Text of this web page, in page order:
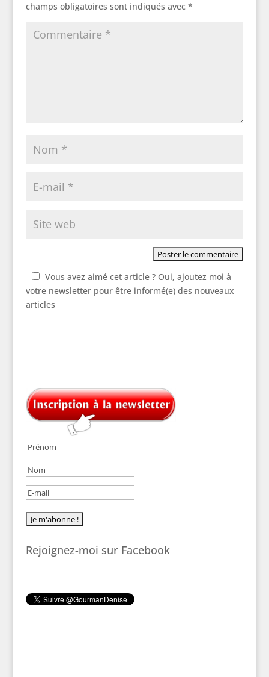
champs obligatoires sont indiqués avec *
Vous avez aimé cet article ? Oui, ajoutez moi à
votre newsletter pour être informé(e) des nouveaux
articles
Rejoignez-moi sur Facebook